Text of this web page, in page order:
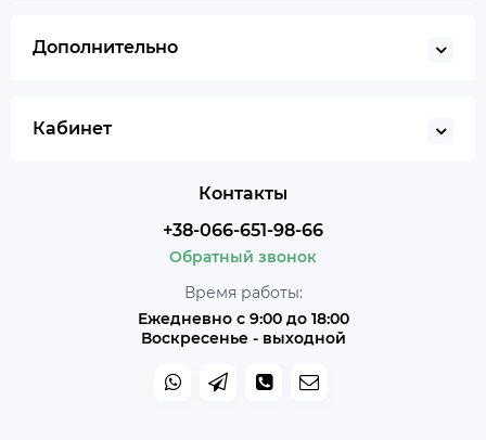
Дополнительно
Кабинет
Контакты
+38-066-651-98-66
Обратный звонок
Время работы:
Ежедневно с 9:00 до 18:00
Воскресенье - выходной